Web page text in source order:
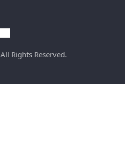
All Rights Reserved.